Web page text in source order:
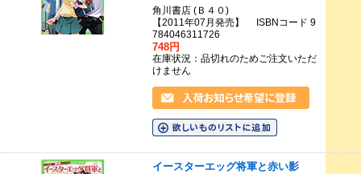
角川書店 (Ｂ４０)
【2011年07月発売】 ISBNコード 9
784046311726
748円
在庫状況：品切れのためご注文いただ
けません
イースターエッグ将軍と赤い影